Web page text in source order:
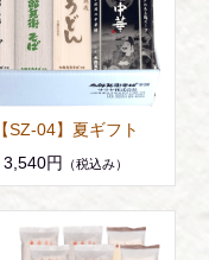
【SZ-04】夏ギフト
3,540円
（税込み）